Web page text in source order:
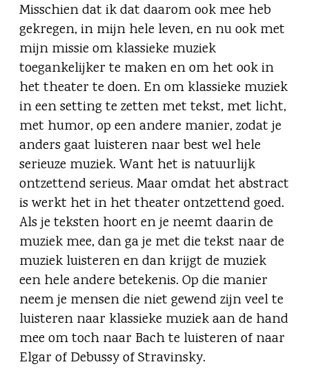
Misschien dat ik dat daarom ook mee heb
gekregen, in mijn hele leven, en nu ook met
mijn missie om klassieke muziek
toegankelijker te maken en om het ook in
het theater te doen. En om klassieke muziek
in een setting te zetten met tekst, met licht,
met humor, op een andere manier, zodat je
anders gaat luisteren naar best wel hele
serieuze muziek. Want het is natuurlijk
ontzettend serieus. Maar omdat het abstract
is werkt het in het theater ontzettend goed.
Als je teksten hoort en je neemt daarin de
muziek mee, dan ga je met die tekst naar de
muziek luisteren en dan krijgt de muziek
een hele andere betekenis. Op die manier
neem je mensen die niet gewend zijn veel te
luisteren naar klassieke muziek aan de hand
mee om toch naar Bach te luisteren of naar
Elgar of Debussy of Stravinsky.